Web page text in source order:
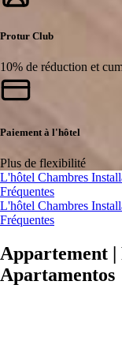
Protur Club
10% de réduction et
Paiement à l'hôtel
Plus de flexibilité
L'hôtel Chambres
Fréquentes
L'hôtel Chambres
Fréquentes
Appartement
Apartamentos